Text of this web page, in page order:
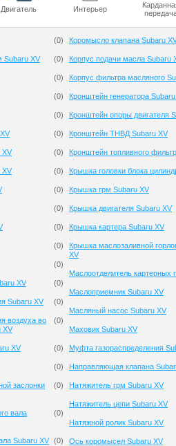
Двигатель Интерьер
(0)
Subaru XV (0)
(0)
(0)
(0)
(0)
XV (0)
XV (0)
(0)
(0)
(0)
(0)
(0)
XV (0)
Subaru XV (0)
воздуха во
XV
(0)
XV (0)
(0)
заслонки (0)
вала (0)
Subaru XV (0)
Коромысло клапана Subaru
Корпус подачи масла Subaru
Корпус фильтра масляного
Кронштейн генератора
Кронштейн опоры двигателя
Кронштейн ТНВД Subaru XV
Кронштейн топливного
Крышка головки блока
Крышка грм Subaru XV
Крышка двигателя Subaru XV
Крышка картера Subaru XV
Крышка маслозаливной
XV
Маслоотделитель картерных
Маслоприемник Subaru XV
Масляный насос Subaru XV
Маховик Subaru XV
Муфта газораспределения
Направляющая клапана
Натяжитель грм Subaru XV
Натяжитель цепи Subaru XV
Натяжной ролик Subaru XV
Ось коромысел Subaru XV